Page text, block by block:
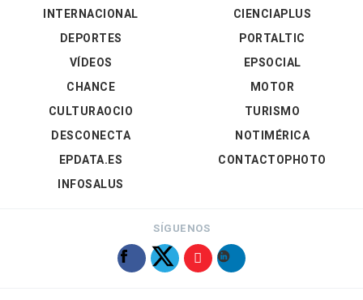
INTERNACIONAL
DEPORTES
VÍDEOS
CIENCIAPLUS
PORTALTIC
EPSOCIAL
CHANCE
CULTURAOCIO
DESCONECTA
EPDATA.ES
INFOSALUS
MOTOR
TURISMO
NOTIMÉRICA
CONTACTOPHOTO
SÍGUENOS